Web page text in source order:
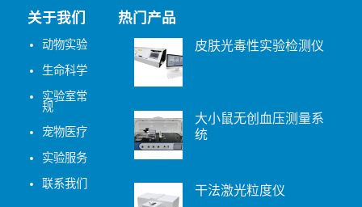
关于我们
动物实验
生命科学
实验室常
规
宠物医疗
实验服务
联系我们
热门产品
皮肤光毒性实验检测仪
大小鼠无创血压测量系
统
干法激光粒度仪